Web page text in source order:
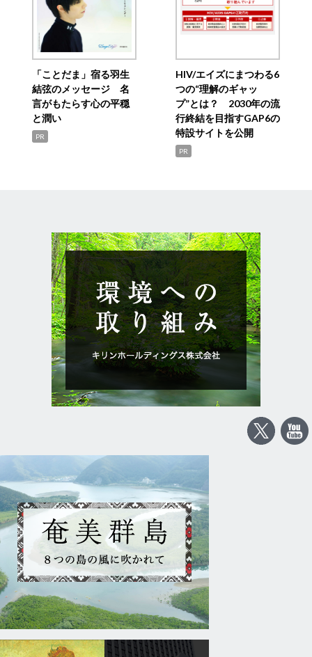
「ことだま」宿る羽生
結弦のメッセージ 名
言がもたらす心の平穏
と潤い
PR
HIV/エイズにまつわる6
つの“理解のギャッ
プ”とは？ 2030年の流
行終結を目指すGAP6の
特設サイトを公開
PR